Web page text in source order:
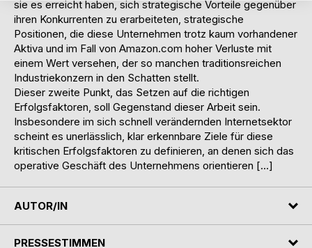
sie es erreicht haben, sich strategische Vorteile gegenüber
ihren Konkurrenten zu erarbeiteten, strategische
Positionen, die diese Unternehmen trotz kaum vorhandener
Aktiva und im Fall von Amazon.com hoher Verluste mit
einem Wert versehen, der so manchen traditionsreichen
Industriekonzern in den Schatten stellt.
Dieser zweite Punkt, das Setzen auf die richtigen
Erfolgsfaktoren, soll Gegenstand dieser Arbeit sein.
Insbesondere im sich schnell verändernden Internetsektor
scheint es unerlässlich, klar erkennbare Ziele für diese
kritischen Erfolgsfaktoren zu definieren, an denen sich das
operative Geschäft des Unternehmens orientieren […]
AUTOR/IN
PRESSESTIMMEN